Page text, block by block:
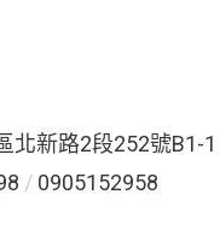
北新路2段252號B1-1
/ 0905152958